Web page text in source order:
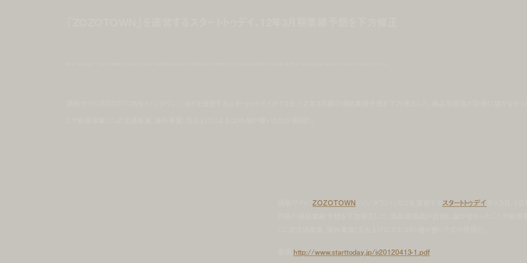
通販サイト「ZOZOTOWN スタートトゥデイ
http://www.starttoday.jp/ir20120413-1.pdf